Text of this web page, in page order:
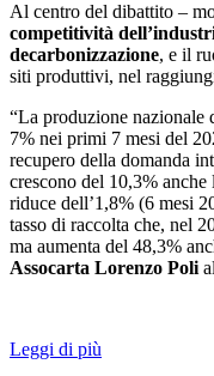
Al centro del dibattito –
competitività
decarbonizzazione, e il
siti produttivi, nel
“La produzione nazionale
7% nei primi 7 mesi del
recupero della domanda
crescono del 10,3%
riduce dell’1,8% (6 mesi
tasso di raccolta che, nel
ma aumenta del 48,3%
Assocarta Lorenzo Poli
Leggi di più